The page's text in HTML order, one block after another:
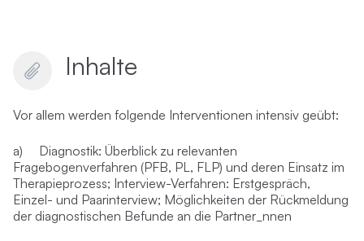
Inhalte
Vor allem werden folgende Interventionen intensiv geübt:
a)
Diagnostik: Überblick zu relevanten
Fragebogenverfahren (PFB, PL, FLP) und deren Einsatz im
Therapieprozess; Interview-Verfahren: Erstgespräch,
Einzel- und Paarinterview; Möglichkeiten der Rückmeldung
der diagnostischen Befunde an die Partner_nnen